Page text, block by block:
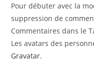
Pour débuter avec la
suppression de
Commentaires dans le
Les avatars des
Gravatar.